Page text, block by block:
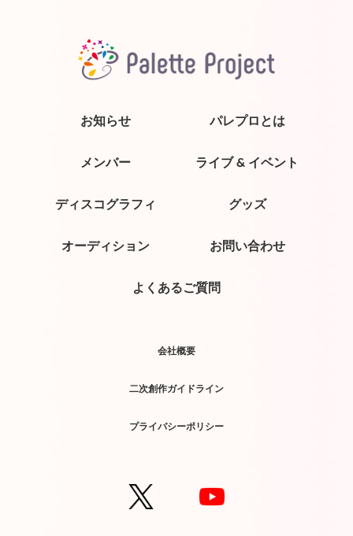
お知らせ パレプロとは
メンバー ライブ & イベント
ディスコグラフィ グッズ
オーディション お問い合わせ
よくあるご質問
会社概要
二次創作ガイドライン
プライバシーポリシー